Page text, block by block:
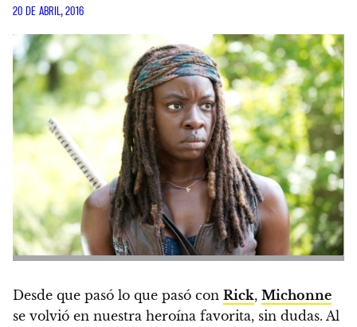
20 DE ABRIL, 2016
Desde que pasó lo que pasó con Rick, Michonne
se volvió en nuestra heroína favorita, sin dudas. Al